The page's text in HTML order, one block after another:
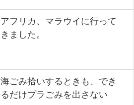
アフリカ、マラウイに行って
きました。
海ごみ拾いするときも、でき
るだけプラごみを出さない